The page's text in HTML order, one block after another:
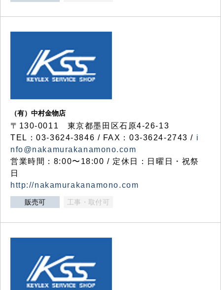
（有）中村金物店
〒130-0011 東京都墨田区石原4-26-13
TEL：03-3624-3846 / FAX：03-3624-2743 / i
nfo@nakamurakanamono.com
営業時間：8:00〜18:00 / 定休日：日曜日・祝祭
日
http://nakamurakanamono.com
販売可 工事・取付可